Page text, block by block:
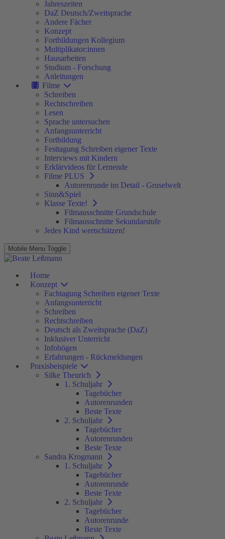
Jahreszeiten
DaZ Deutsch/Zweitsprache
Andere Fächer
Konzept
Fortbildungen Kollegium
Multiplikator:innen
Hausarbeiten
Studium - Forschung
Anleitungen
Filme
Schreiben
Rechtschreiben
Lesen
Sprache untersuchen
Anfangsunterricht
Fortbildung
Festtagung Schreiben eigener Texte
Interviews mit Kindern
Erklärvideos für Lernende
Filme PLUS
Autorenrunde im Detail - Gruselwelt
Sinn&Spiel
Klasse Texte!
Filmausschnitte Grundschule
Filmausschnitte Sekundarstufe
Jedes Kind wertschätzen!
Mobile Menu Toggle
Home
Konzept
Fachtagung Schreiben eigener Texte
Anfangsunterricht
Schreiben
Rechtschreiben
Deutsch als Zweitsprache (DaZ)
Inklusiver Unterricht
Infobögen
Erfahrungen - Rückmeldungen
Praxisbeispiele
Silke Theurich
1. Schuljahr
Tagebücher
Autorenrunden
Beste Texte
2. Schuljahr
Tagebücher
Autorenrunden
Beste Texte
Sandra Krogmann
1. Schuljahr
Tagebücher
Autorenrunde
Beste Texte
2. Schuljahr
Tagebücher
Autorenrunde
Beste Texte